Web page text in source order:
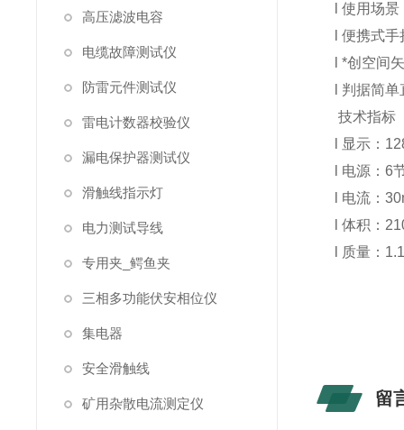
高压滤波电容
电缆故障测试仪
防雷元件测试仪
雷电计数器校验仪
漏电保护器测试仪
滑触线指示灯
电力测试导线
专用夹_鳄鱼夹
三相多功能伏安相位仪
集电器
安全滑触线
矿用杂散电流测定仪
l 使用场
l 便携式
l *创空间
l 判据简
技术指标
l 显示：
l 电源：6
l 电流：
l 体积：
l 质量：
留